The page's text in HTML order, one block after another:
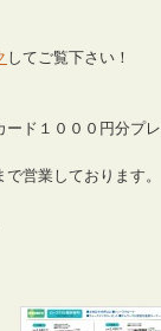
してご覧下さい！
ド１０００円分プレ
営業しております。